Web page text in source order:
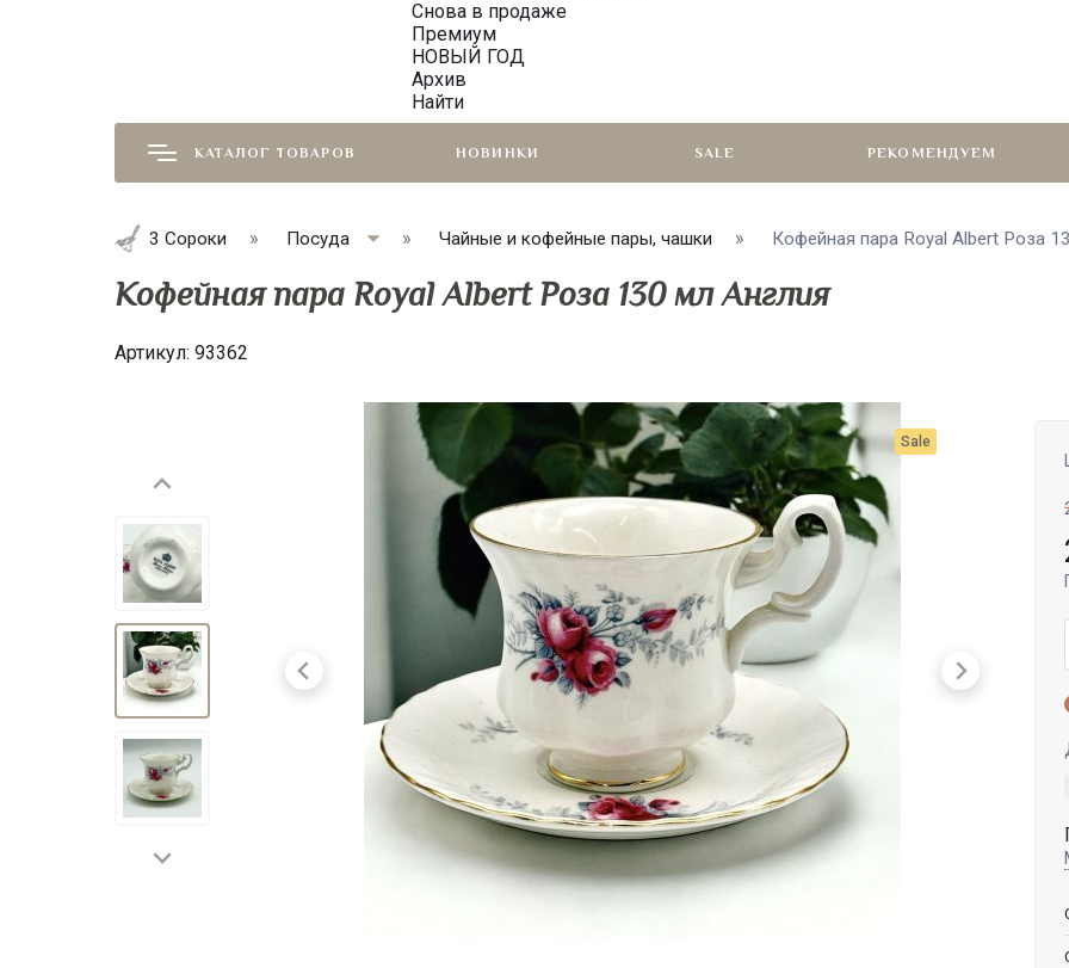
Снова в продаже
Премиум
НОВЫЙ ГОД
Архив
Найти
КАТАЛОГ ТОВАРОВ НОВИНКИ SALE РЕКОМЕНДУЕМ
3 Сороки Посуда Чайные и кофейные пары, чашки Кофейная пара Royal Albert Роза
Кофейная пара Royal Albert Роза 130 мл Англия
Артикул: 93362
Sale